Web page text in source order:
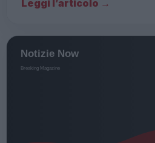
Leggi l’articolo →